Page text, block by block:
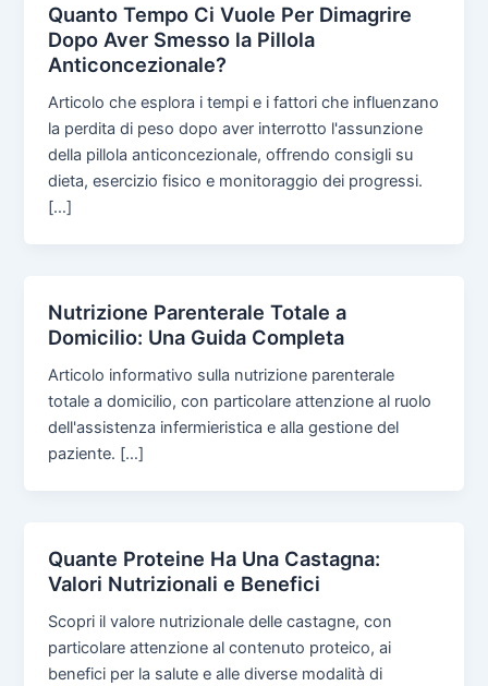
Quanto Tempo Ci Vuole Per Dimagrire
Dopo Aver Smesso la Pillola
Anticoncezionale?
Articolo che esplora i tempi e i fattori che influenzano
la perdita di peso dopo aver interrotto l'assunzione
della pillola anticoncezionale, offrendo consigli su
dieta, esercizio fisico e monitoraggio dei progressi.
[…]
Nutrizione Parenterale Totale a
Domicilio: Una Guida Completa
Articolo informativo sulla nutrizione parenterale
totale a domicilio, con particolare attenzione al ruolo
dell'assistenza infermieristica e alla gestione del
paziente. […]
Quante Proteine Ha Una Castagna:
Valori Nutrizionali e Benefici
Scopri il valore nutrizionale delle castagne, con
particolare attenzione al contenuto proteico, ai
benefici per la salute e alle diverse modalità di